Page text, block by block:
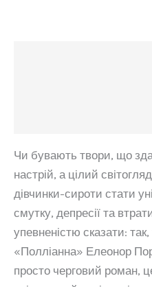
Чи бувають твори, що
настрій, а цілий
дівчинки-сироти стати
смутку, депресії та
упевненістю сказати: так,
«Полліанна» Елеонор
просто черговий роман,